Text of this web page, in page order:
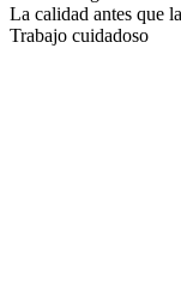
La calidad antes que
Trabajo cuidadoso